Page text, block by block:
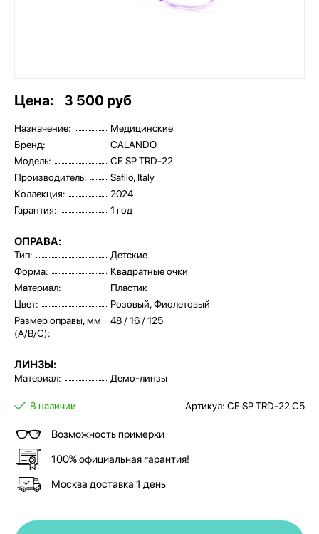
Цена: 3 500 руб
Назначение:
Медицинские
Бренд:
CALANDO
Модель:
СE SP TRD-22
Производитель:
Safilo, Italy
Коллекция:
2024
Гарантия:
1 год
ОПРАВА:
Тип:
Детские
Форма:
Квадратные очки
Материал:
Пластик
Цвет:
Розовый, Фиолетовый
Размер оправы, мм
(A/B/C):
48 / 16 / 125
ЛИНЗЫ:
Материал: Демо-линзы
В наличии Артикул: СE SP TRD-22 С5
Возможность примерки
100% официальная гарантия!
Москва доставка 1 день